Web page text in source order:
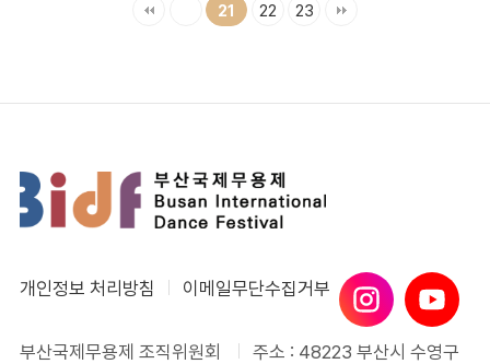
21 22 23
개인정보 처리방침 이메일무단수집거부
부산국제무용제 조직위원회
주소 : 48223 부산시 수영구